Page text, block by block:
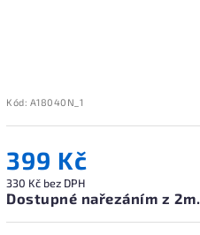
Kód: A18040N_1
399 Kč
330 Kč bez DPH
Dostupné nařezáním z 2m.